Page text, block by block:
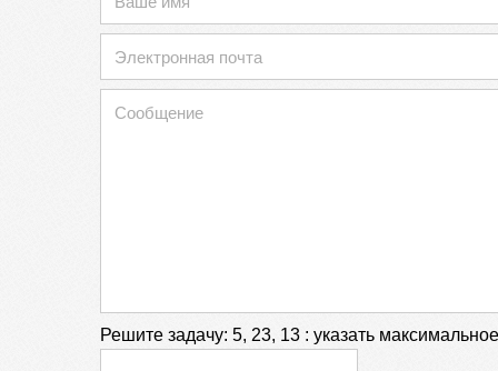
Решите задачу: 5, 23, 13 : указать